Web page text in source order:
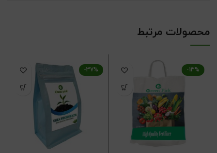
محصولات مرتبط
-13%
-37%